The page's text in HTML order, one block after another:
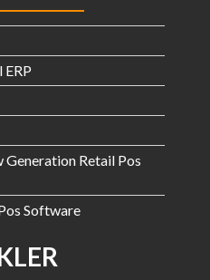
Generation Retail Pos
Software